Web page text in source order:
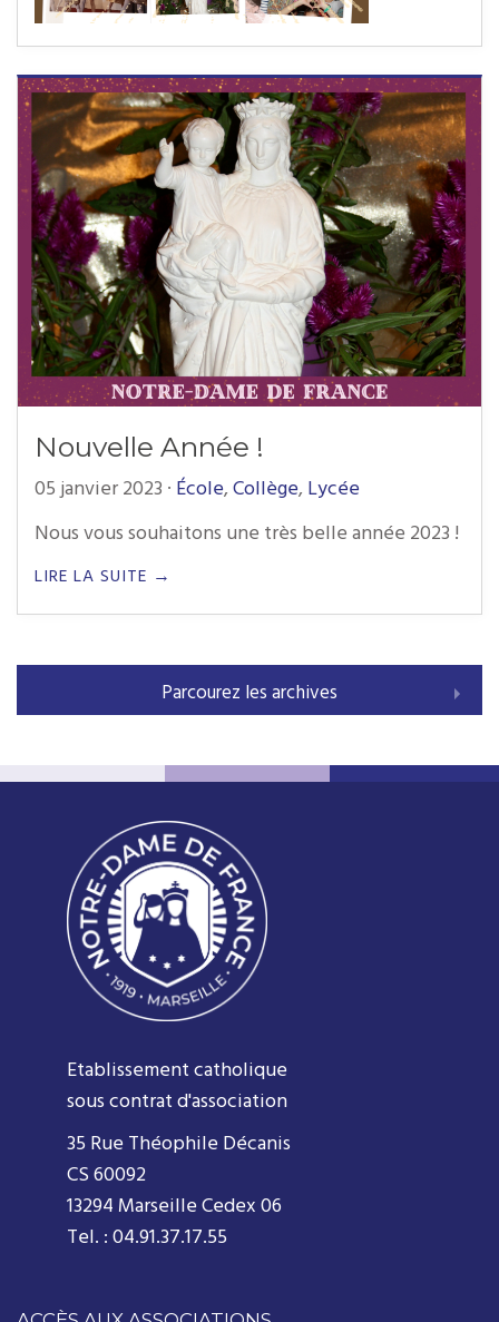
Nouvelle Année !
05 janvier 2023 · École, Collège, Lycée
Nous vous souhaitons une très belle année 2023 !
LIRE LA SUITE →
Parcourez les archives
Etablissement catholique
sous contrat d'association
35 Rue Théophile Décanis
CS 60092
13294 Marseille Cedex 06
Tel. : 04.91.37.17.55